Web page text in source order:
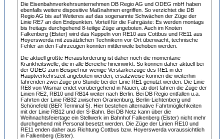
Die Eisenbahnverkehrsunternehmen DB Regio AG und ODEG mbH haben
ebenfalls weitere dispositive Maßnahmen ergriffen. So verzichtet die DB
Regio AG bis auf Weiteres auf das sogenannte Schwächen der Züge der
Linie RE7 an den Endpunkten. Vorteil für die Fahrgäste: Es werden montags
bis freitags durchgehend 8-teilige Züge angeboten. Auch im Knoten
Falkenberg (Elster) wird das Kuppeln von RE10 aus Cottbus und RE11 aus
Hoyerswerda mit zusätzlichen Technikern vor Ort überwacht, technische
Fehler an den Fahrzeugen konnten mittlerweile behoben werden.
Die aktuell größte Herausforderung ist daher noch die momentane
Krankheitswelle, die in alle Bereiche hineinwirkt. So können daher aktuell bei
der ODEG zum Beispiel nur wenige Verstärkerzüge des RE1 in der
Hauptverkehrszeit angeboten werden, ersatzweise können die weiterhin
fahrenden zwei Züge pro Stunde bei der Linie RE1 genutzt werden. Die Linie
RE8 von Wismar endet vorübergehend in Nauen, ab dort fahren die Züge der
Linien RE2, RB10 und RB14 weiter nach Berlin. Bei DB Regio entfallen u.a.
Fahrten der Linie RB32 zwischen Oranienburg, Berlin-Lichtenberg und
Schönefeld (BER Terminal 5). Hier bestehen alternative Fahrtmöglichkeiten
mit der Linie RB12 und der S-Bahn. Bei DB Netz kann über die
Weihnachtsfeiertage ein Stellwerk im Bahnhof Falkenberg (Elster) nicht mehr
durchgehend mit Personal besetzt werden. Die Züge der Linien RE10 und
RE11 enden daher aus Richtung Cottbus bzw. Hoyerswerda voraussichtlich
in Falkenberg (Elster).